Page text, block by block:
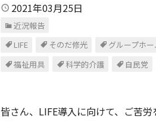
2021年03月25日
近況報告
LIFE
そのだ修光 グループホー
福祉用具
科学的介護 自民党
皆さん、LIFE導入に向けて、ご苦